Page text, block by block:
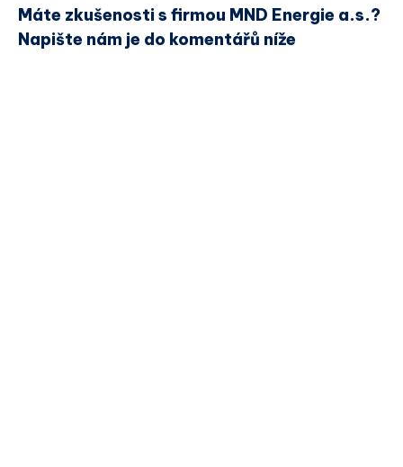
Máte zkušenosti s firmou MND Energie a.s.?
Napište nám je do komentářů níže